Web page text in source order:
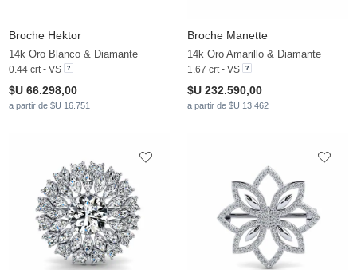
Broche Hektor
14k Oro Blanco & Diamante
0.44 crt - VS
$U 66.298,00
a partir de $U 16.751
Broche Manette
14k Oro Amarillo & Diamante
1.67 crt - VS
$U 232.590,00
a partir de $U 13.462